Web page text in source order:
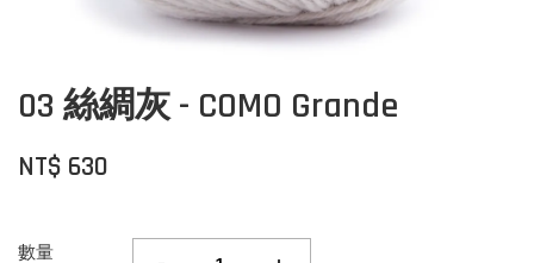
03 絲綢灰 - COMO Grande
NT$ 630
數量